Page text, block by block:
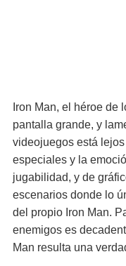
Iron Man, el héroe de
pantalla grande, y
videojuegos está
especiales y la
jugabilidad, y de
escenarios donde lo
del propio Iron Man.
enemigos es
Man resulta una